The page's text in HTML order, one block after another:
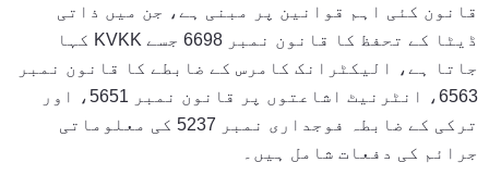
قانون کئی اہم قوانین پر مبنی ہے، جن میں ذاتی
ڈیٹا کے تحفظ کا قانون نمبر 6698 جسے KVKK کہا
جاتا ہے، الیکٹرانک کامرس کے ضابطے کا قانون نمبر
6563، انٹرنیٹ اشاعتوں پر قانون نمبر 5651، اور
ترکی کے ضابطہ فوجداری نمبر 5237 کی معلوماتی
جرائم کی دفعات شامل ہیں۔